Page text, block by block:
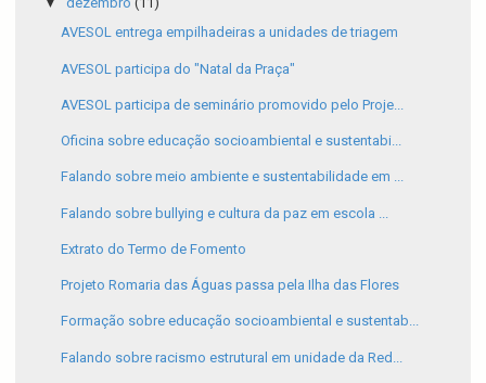
AVESOL entrega empilhadeiras a unidades de triagem
AVESOL participa do "Natal da Praça"
AVESOL participa de seminário promovido pelo Proje...
Oficina sobre educação socioambiental e sustentabi...
Falando sobre meio ambiente e sustentabilidade em ...
Falando sobre bullying e cultura da paz em escola ...
Extrato do Termo de Fomento
Projeto Romaria das Águas passa pela Ilha das Flores
Formação sobre educação socioambiental e sustentab...
Falando sobre racismo estrutural em unidade da Red...